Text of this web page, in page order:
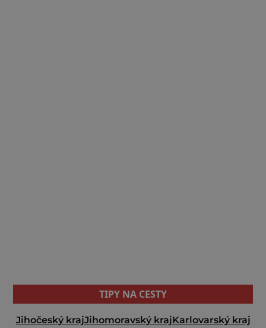
TIPY NA CESTY
Jihočeský krajJihomoravský krajKarlovarský kraj